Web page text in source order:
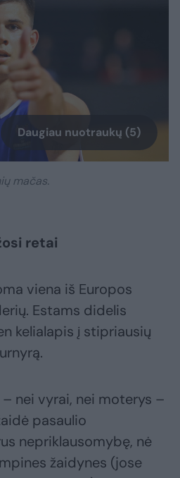
Daugiau nuotraukų (5)
mačas.
retai
viena iš Europos
Estams didelis
kelialapis į stipriausių
nei vyrai, nei moterys –
pasaulio
nepriklausomybę, nė
žaidynes (jose